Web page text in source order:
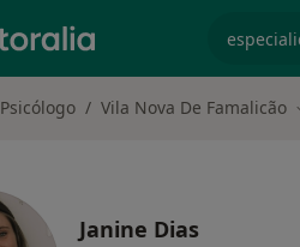
Psicólogo Vila Nova De Famalicão
Janine Dias